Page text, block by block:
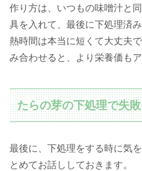
作り方は、いつもの味噌汁と
具を入れて、最後に下処理済
熱時間は本当に短くて大丈夫
み合わせると、より栄養価もア
たらの芽の下処理で失
最後に、下処理をする時に気
とめてお話ししておきます。